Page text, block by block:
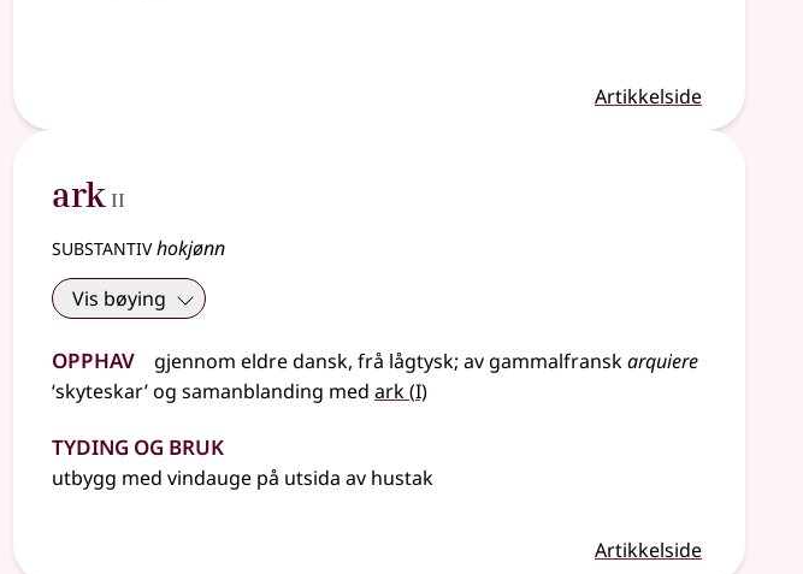
Artikkelside
ark II
substantivhokjønn
Vis bøying
Opphav gjennom eldredansk, frå lågtysk; av gammalfranskarquiere
‘skyteskar’ og samanblanding med ark(1
I)
Tyding og bruk
utbygg med vindauge på utsida av hustak
Artikkelside